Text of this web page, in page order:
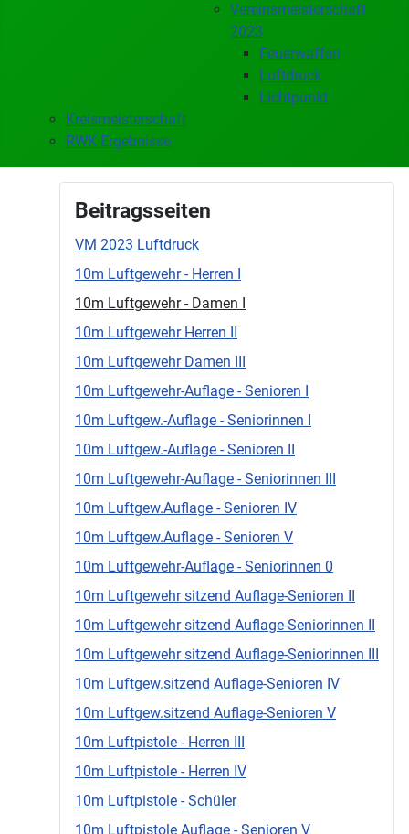
Vereinsmeisterschaft
2023
Feuerwaffen
Luftdruck
Lichtpunkt
Kreismeisterschaft
RWK Ergebnisse
Beitragsseiten
VM 2023 Luftdruck
10m Luftgewehr - Herren I
10m Luftgewehr - Damen I
10m Luftgewehr Herren II
10m Luftgewehr Damen III
10m Luftgewehr-Auflage - Senioren I
10m Luftgew.-Auflage - Seniorinnen I
10m Luftgew.-Auflage - Senioren II
10m Luftgewehr-Auflage - Seniorinnen III
10m Luftgew.Auflage - Senioren IV
10m Luftgew.Auflage - Senioren V
10m Luftgewehr-Auflage - Seniorinnen 0
10m Luftgewehr sitzend Auflage-Senioren II
10m Luftgewehr sitzend Auflage-Seniorinnen II
10m Luftgewehr sitzend Auflage-Seniorinnen III
10m Luftgew.sitzend Auflage-Senioren IV
10m Luftgew.sitzend Auflage-Senioren V
10m Luftpistole - Herren III
10m Luftpistole - Herren IV
10m Luftpistole - Schüler
10m Luftpistole Auflage - Senioren V